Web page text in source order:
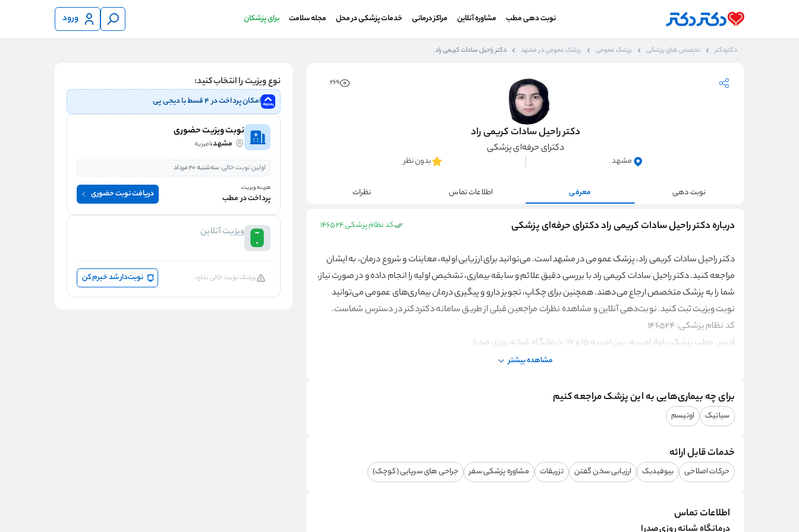
ورود نوبت دهی مطب مشاوره آنلاین مراکز درمانی خدمات پزشکی در محل مجله سلامت برای پزشکان
دکتردکتر تخصص های پزشکی پزشک عمومی پزشک عمومی در مشهد دکتر راحیل سادات کریمی راد
269
دکتر راحیل سادات کریمی راد
دکترای حرفه‌ای پزشکی
مشهد بدون نظر
نوبت دهی معرفی اطلاعات تماس نظرات
نوع ویزیت را انتخاب کنید:
امکان پرداخت در ۴ قسط با دیجی پی
نوبت ویزیت حضوری
مشهد،امیریه
اولین نوبت خالی:سه‌شنبه 20 مرداد
هزینه ویزیت:
پرداخت در مطب دریافت نوبت حضوری
ویزیت آنلاین
پزشک نوبت خالی ندارد. نوبت‌دار شد خبرم کن
درباره دکتر راحیل سادات کریمی راد دکترای حرفه‌ای پزشکی کد نظام پزشکی 146524
دکتر راحیل سادات کریمی راد، پزشک عمومی در مشهد است. می‌توانید برای ارزیابی اولیه، معاینات و شروع درمان، به ایشان
مراجعه کنید. دکتر راحیل سادات کریمی راد با بررسی دقیق علائم و سابقه بیماری، تشخیص اولیه را انجام داده و در صورت نیاز،
شما را به پزشک متخصص ارجاع می‌دهند. همچنین برای چکاپ، تجویز دارو و پیگیری درمان بیماری‌های عمومی می‌توانید
نوبت ویزیت ثبت کنید. نوبت‌دهی آنلاین و مشاهده نظرات مراجعین قبلی از طریق سامانه دکتردکتر در دسترس شماست.
کد نظام پزشکی: 146524
آدرس مطب پزشک: بلوار امیریه، بین امیریه 15 و 17 ، درمانگاه شبانه روزی صدرا
مشاهده بیشتر
برای چه بیماری‌هایی به این پزشک مراجعه کنیم
سیاتیک اوتیسم
خدمات قابل ارائه
حرکات اصلاحی بیوفیدبک ارزیابی سخن گفتن تزریقات مشاوره پزشکی سفر جراحی های سرپایی (کوچک)
اطلاعات تماس